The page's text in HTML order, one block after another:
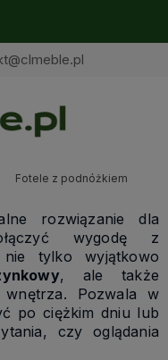
Fotele z podnóżkiem
rozwiązanie dla
wygodę z
nie tylko wyjątkowo
, ale także
wnętrza. Pozwala w
po ciężkim dniu lub
czy oglądania